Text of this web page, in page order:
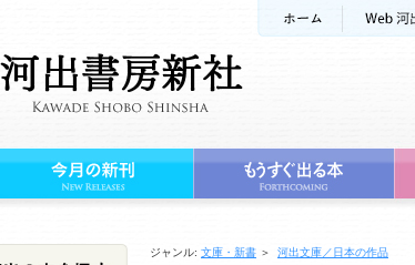
ジャンル: 文庫・新書 ＞ 河出文庫／日本の作品